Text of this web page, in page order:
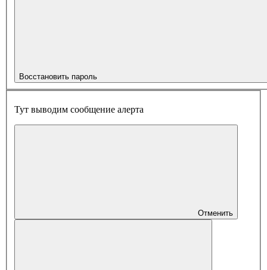
Восстановить пароль
Тут выводим сообщение алерта
Отменить